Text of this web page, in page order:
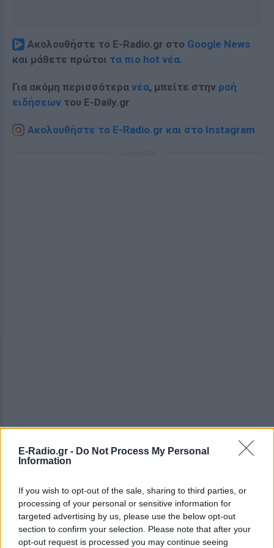
E-Radio.gr - Do Not Process My Personal
Information
If you wish to opt-out of the sale, sharing to third parties, or
processing of your personal or sensitive information for
targeted advertising by us, please use the below opt-out
section to confirm your selection. Please note that after your
opt-out request is processed you may continue seeing
Ακολουθήστε το E-Radio.gr στο Google News
και μάθετε πρώτοι τα πιο hot νέα.
Για ακόμη περισσότερα νέα, μπείτε στην ροή
ειδήσεων του E-Daily.gr
Ακολουθήστε το E-Radio.gr και στο Instagram
ΔΕΙΤΕ ΕΠΙΣΗΣ
Γιατί δεν έσωσα το κουτάβι: Ο
ερευνητής που κατέγραφε τη
συμβίωση του μικρού σκυλιού